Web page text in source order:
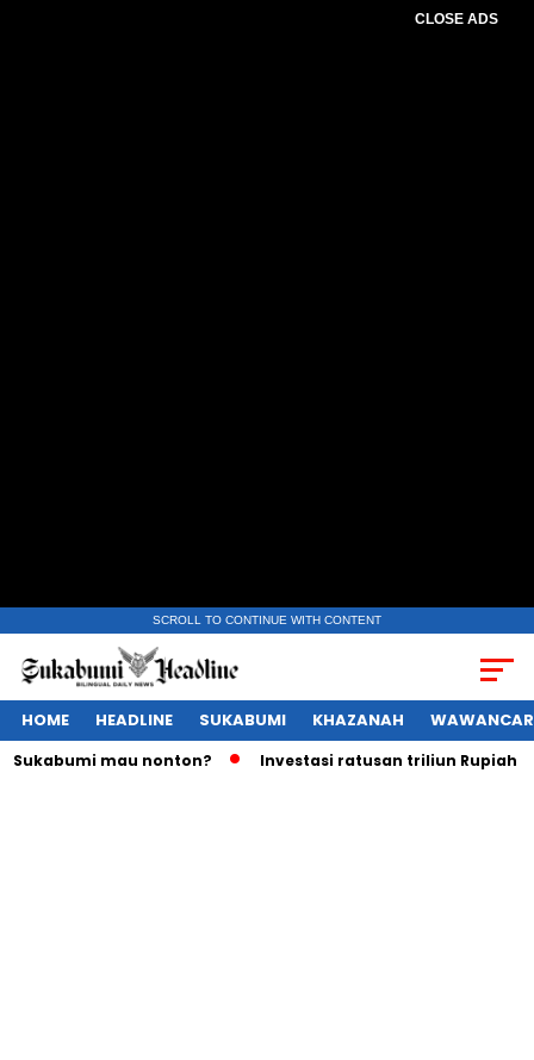
CLOSE ADS
SCROLL TO CONTINUE WITH CONTENT
HOME HEADLINE SUKABUMI KHAZANAH
mau nonton? Investasi ratusan triliun Rupiah